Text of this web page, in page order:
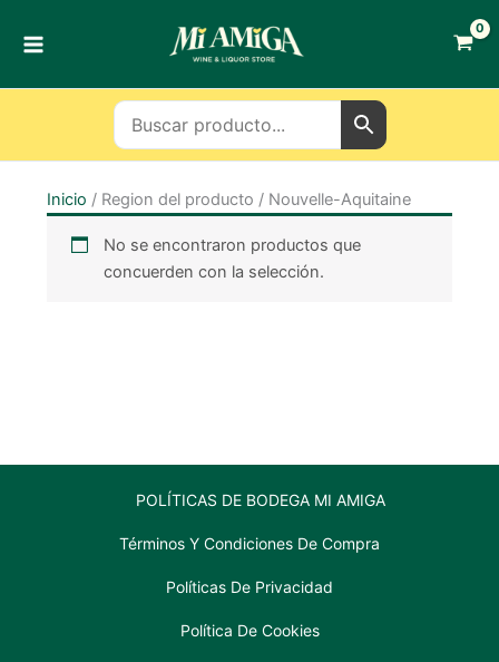
Inicio / Region del producto / Nouvelle-Aquitaine
No se encontraron productos que
concuerden con la selección.
POLÍTICAS DE BODEGA MI AMIGA
Términos Y Condiciones De Compra
Políticas De Privacidad
Política De Cookies